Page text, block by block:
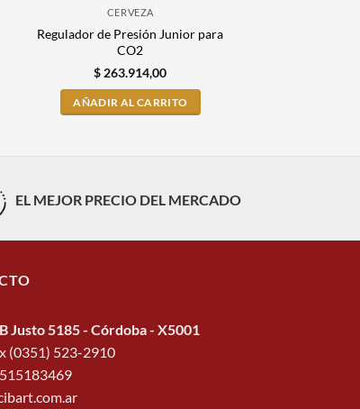
CERVEZA
Regulador de Presión Junior para
CO2
$ 263.914,00
AÑADIR AL CARRITO
EL MEJOR PRECIO DEL MERCADO
Justo 5185 - Córdoba - X5001
(0351) 523-2910